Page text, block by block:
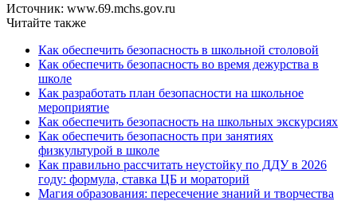
Источник: www.69.mchs.gov.ru
Читайте также
Как обеспечить безопасность в школьной столовой
Как обеспечить безопасность во время дежурства в
школе
Как разработать план безопасности на школьное
мероприятие
Как обеспечить безопасность на школьных экскурсиях
Как обеспечить безопасность при занятиях
физкультурой в школе
Как правильно рассчитать неустойку по ДДУ в 2026
году: формула, ставка ЦБ и мораторий
Магия образования: пересечение знаний и творчества